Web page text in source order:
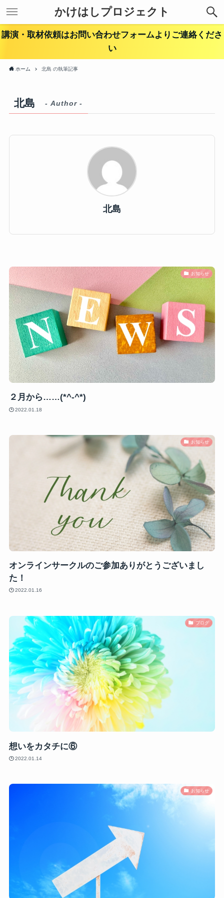
かけはしプロジェクト
講演・取材依頼はお問い合わせフォームよりご連絡くださ
い
ホーム 北島 の執筆記事
北島 - Author -
北島
お知らせ
２月から……(*^-^*)
2022.01.18
お知らせ
オンラインサークルのご参加ありがとうございまし
た！
2022.01.16
ブログ
想いをカタチに⑥
2022.01.14
お知らせ